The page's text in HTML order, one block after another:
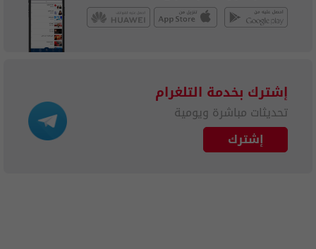
إشترك بخدمة التلغرام
تحديثات مباشرة ويومية
إشترك